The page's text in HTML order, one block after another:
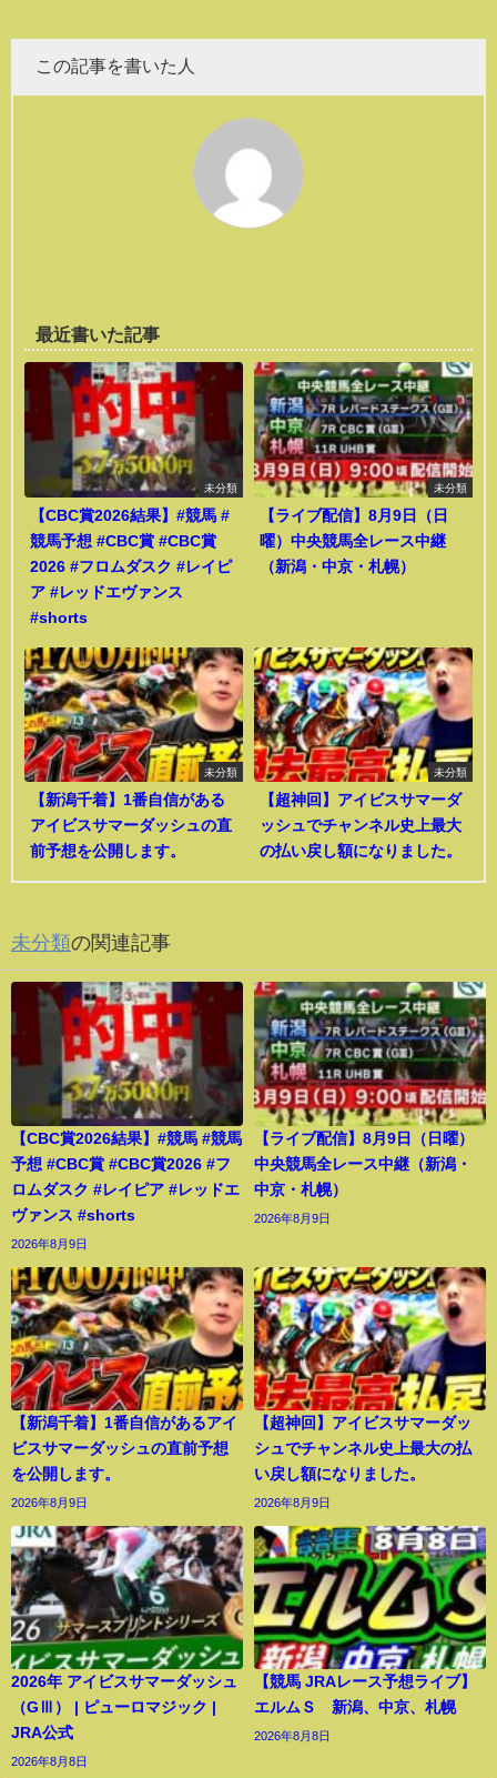
この記事を書いた人
最近書いた記事
未分類
【CBC賞2026結果】#競馬 #
競馬予想 #CBC賞 #CBC賞
2026 #フロムダスク #レイピ
ア #レッドエヴァンス
#shorts
未分類
【ライブ配信】8月9日（日
曜）中央競馬全レース中継
（新潟・中京・札幌）
未分類
【新潟千着】1番自信がある
アイビスサマーダッシュの直
前予想を公開します。
未分類
【超神回】アイビスサマーダ
ッシュでチャンネル史上最大
の払い戻し額になりました。
未分類の関連記事
【CBC賞2026結果】#競馬 #競馬
予想 #CBC賞 #CBC賞2026 #フ
ロムダスク #レイピア #レッドエ
ヴァンス #shorts
2026年8月9日
【ライブ配信】8月9日（日曜）
中央競馬全レース中継（新潟・
中京・札幌）
2026年8月9日
【新潟千着】1番自信があるアイ
ビスサマーダッシュの直前予想
を公開します。
2026年8月9日
【超神回】アイビスサマーダッ
シュでチャンネル史上最大の払
い戻し額になりました。
2026年8月9日
2026年 アイビスサマーダッシュ
（GⅢ） | ピューロマジック |
JRA公式
2026年8月8日
【競馬 JRAレース予想ライブ】
エルムＳ 新潟、中京、札幌
2026年8月8日